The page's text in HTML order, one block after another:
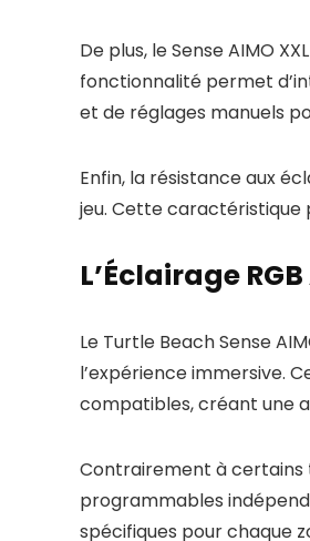
De plus, le Sense AIMO
fonctionnalité permet
et de réglages manuels
Enfin, la résistance aux
jeu. Cette caractéristique
L’Éclairage
Le Turtle Beach Sense
l’expérience immersive.
compatibles, créant une
Contrairement à certains
programmables
spécifiques pour chaque